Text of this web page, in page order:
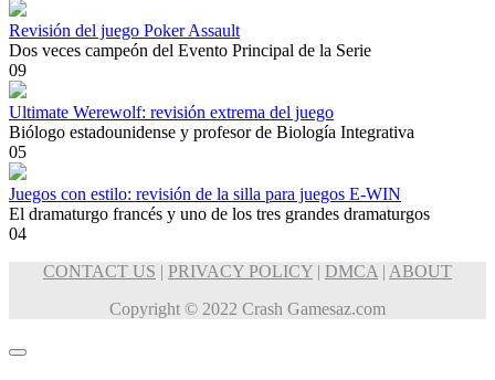
Revisión del juego Poker Assault
Dos veces campeón del Evento Principal de la Serie
09
Ultimate Werewolf: revisión extrema del juego
Biólogo estadounidense y profesor de Biología Integrativa
05
Juegos con estilo: revisión de la silla para juegos E-WIN
El dramaturgo francés y uno de los tres grandes dramaturgos
04
CONTACT US | PRIVACY POLICY | DMCA | ABOUT
Copyright © 2022 Crash Gamesaz.com